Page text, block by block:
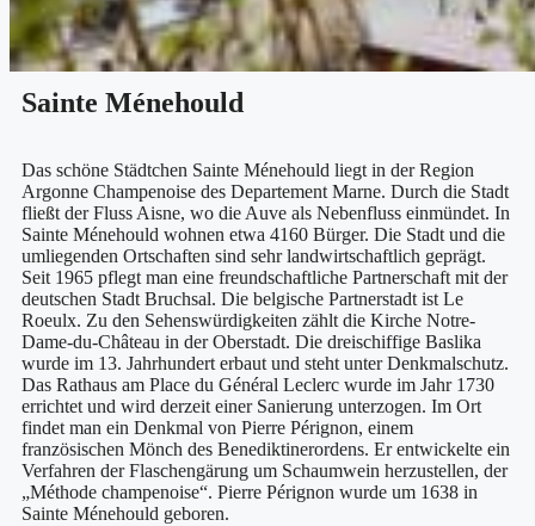
Sainte Ménehould
Das schöne Städtchen Sainte Ménehould liegt in der Region
Argonne Champenoise des Departement Marne. Durch die Stadt
fließt der Fluss Aisne, wo die Auve als Nebenfluss einmündet. In
Sainte Ménehould wohnen etwa 4160 Bürger. Die Stadt und die
umliegenden Ortschaften sind sehr landwirtschaftlich geprägt.
Seit 1965 pflegt man eine freundschaftliche Partnerschaft mit der
deutschen Stadt Bruchsal. Die belgische Partnerstadt ist Le
Roeulx. Zu den Sehenswürdigkeiten zählt die Kirche Notre-
Dame-du-Château in der Oberstadt. Die dreischiffige Baslika
wurde im 13. Jahrhundert erbaut und steht unter Denkmalschutz.
Das Rathaus am Place du Général Leclerc wurde im Jahr 1730
errichtet und wird derzeit einer Sanierung unterzogen. Im Ort
findet man ein Denkmal von Pierre Pérignon, einem
französischen Mönch des Benediktinerordens. Er entwickelte ein
Verfahren der Flaschengärung um Schaumwein herzustellen, der
„Méthode champenoise“. Pierre Pérignon wurde um 1638 in
Sainte Ménehould geboren.